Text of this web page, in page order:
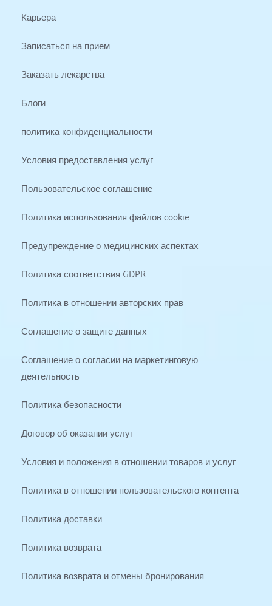
Карьера
Записаться на прием
Заказать лекарства
Блоги
политика конфиденциальности
Условия предоставления услуг
Пользовательское соглашение
Политика использования файлов cookie
Предупреждение о медицинских аспектах
Политика соответствия GDPR
Политика в отношении авторских прав
Соглашение о защите данных
Соглашение о согласии на маркетинговую
деятельность
Политика безопасности
Договор об оказании услуг
Условия и положения в отношении товаров и услуг
Политика в отношении пользовательского контента
Политика доставки
Политика возврата
Политика возврата и отмены бронирования